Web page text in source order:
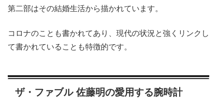
第二部はその結婚生活から描かれています。
コロナのことも書かれてあり、現代の状況と強くリンクし
て書かれていることも特徴的です。
ザ・ファブル 佐藤明の愛用する腕時計